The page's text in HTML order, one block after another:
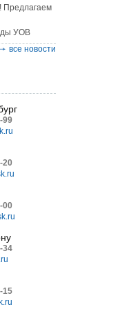
УОВ
все новости
99
20
00
34
15